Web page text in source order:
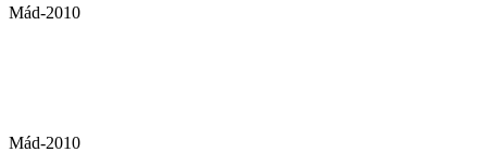
Mád-2010
Mád-2010